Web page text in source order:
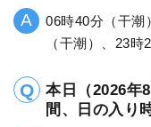
06時40分（干潮
（干潮）、23時
本日（2026年
間、日の入り